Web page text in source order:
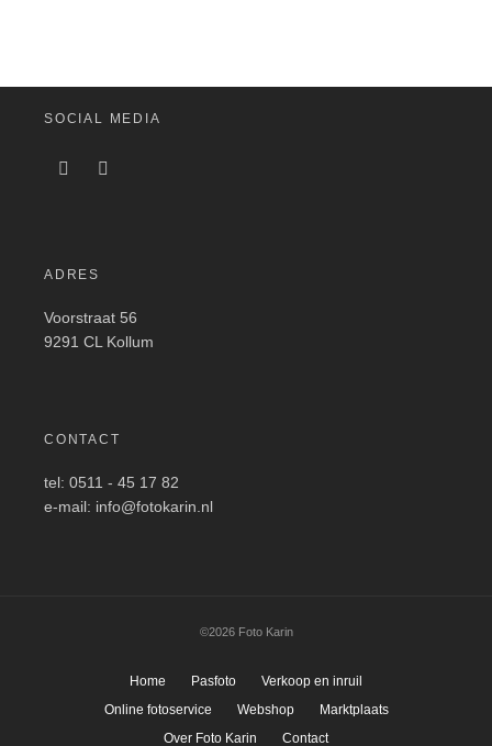
SOCIAL MEDIA
ADRES
Voorstraat 56
9291 CL Kollum
CONTACT
tel: 0511 - 45 17 82
e-mail: info@fotokarin.nl
©2026 Foto Karin
Home Pasfoto
Verkoop en inruil
Online fotoservice
Webshop
Marktplaats
Over Foto Karin
Contact